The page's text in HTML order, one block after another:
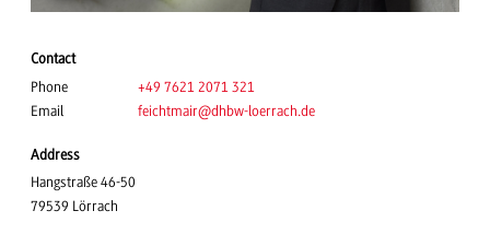
Contact
Phone
+49 7621 2071 321
Email
feichtmair@dhbw-loerrach.de
Address
Hangstraße 46-50
79539 Lörrach